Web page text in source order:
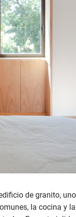
de granito,
la cocina y